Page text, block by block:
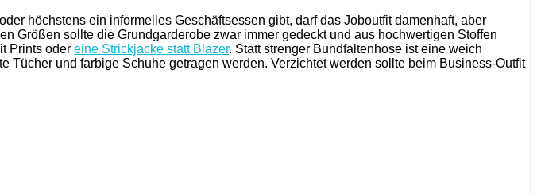
höchstens ein informelles Geschäftsessen gibt, darf das Joboutfit damenhaft, aber
Größen sollte die Grundgarderobe zwar immer gedeckt und aus hochwertigen Stoffen
Prints oder eine Strickjacke statt Blazer. Statt strenger Bundfaltenhose ist eine weich
und farbige Schuhe getragen werden. Verzichtet werden sollte beim Business-Outfit